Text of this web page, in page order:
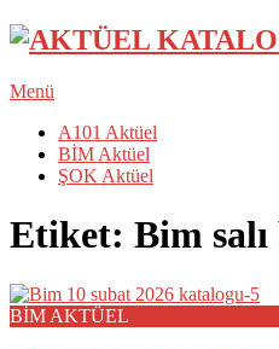
Menü
A101 Aktüel
BİM Aktüel
ŞOK Aktüel
Etiket: Bim
BİM AKTÜEL